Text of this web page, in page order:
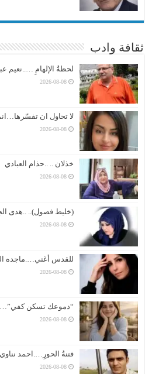
ثقافة وادب
لحظةُ الإلهامِ …..نعيم
2026-08-08
لا تحاول ان
2026-08-08
خذلان .. ..حذام العبادي
2026-08-08
(خليط فصول).. ..هدى
2026-08-08
للقدس أغني….ماجده
2026-08-08
“دموعك تسكن
2026-08-08
فتنةُ الحورِ….احمد نناوي
2026-08-08